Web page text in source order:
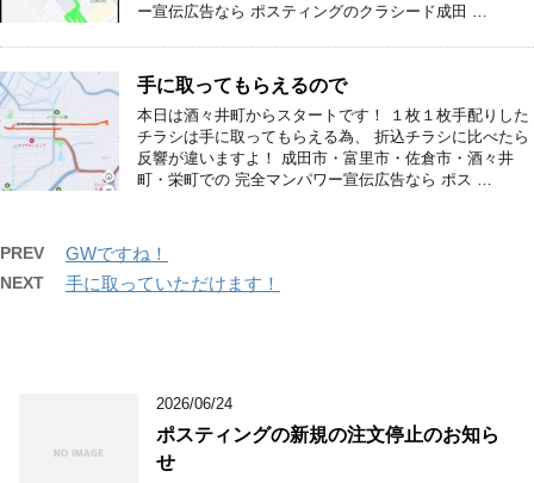
ー宣伝広告なら ポスティングのクラシード成田 …
手に取ってもらえるので
本日は酒々井町からスタートです！ １枚１枚手配りした
チラシは手に取ってもらえる為、 折込チラシに比べたら
反響が違いますよ！ 成田市・富里市・佐倉市・酒々井
町・栄町での 完全マンパワー宣伝広告なら ポス …
PREV GWですね！
NEXT 手に取っていただけます！
2026/06/24
ポスティングの新規の注文停止のお知ら
せ